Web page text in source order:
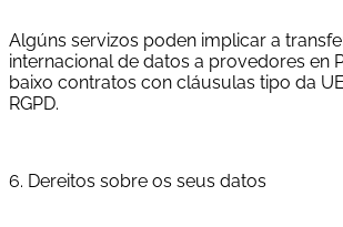
Algúns servizos poden implicar a
internacional de datos a provedores en
baixo contratos con cláusulas tipo da
RGPD.
6. Dereitos sobre os seus datos